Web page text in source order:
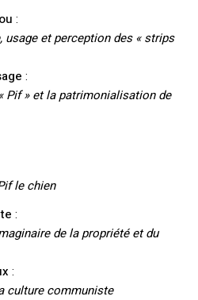
:
usage et perception des « strips
:
Pif » et la patrimonialisation de
le chien
:
de la propriété et du
:
culture communiste